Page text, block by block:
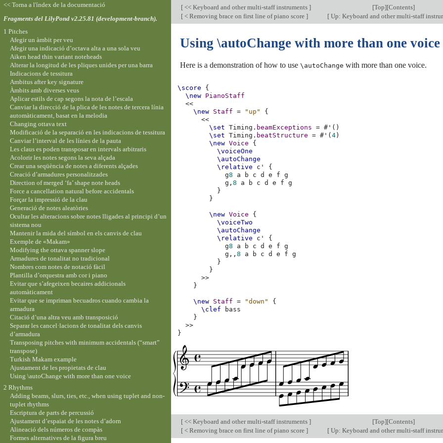
[ << Keyboard and other multi-staff instruments ] [Top][Contents]
[ < Removing brace on first line of piano score ] [Up: Keyboard and other multi-staff
Using \autoChange with more than one voice
Here is a demonstration of how to use \autoChange with more than one voice.
\score
{
\new PianoStaff
<<
\new Staff = "up"
{
<<
\set
Timing . beamExceptions = # ' ()
\set
Timing . beatStructure = # ' (4 )
\new Voice
{
\voiceOne
\autoChange
\relative
c'
{
g8 a b c d e f
g
g,8 a b c d e f
g
}
}
\new Voice
{
\voiceTwo
\autoChange
\relative
c'
{
g8 a b c d e f
g
g,,8 a b c d e f
g
}
}
>>
}
\new Staff = "down"
{
\clef
bass
}
>>
}
[ << Keyboard and other multi-staff instruments ] [Top][Contents]
[ < Removing brace on first line of piano score ] [Up: Keyboard and other multi-staff
<< Torna a l'índex de la documentació
Fragments del LilyPond v2.25.81 (development-branch).
1 Pitches
Afegir un àmbit per veu
Afegir una indicació d’octava alta a una sola veu
Aiken head thin variant noteheads
Alterar la longitud de les pliques unides per una barra
Indicacions de tessitura
Ambitus after key signature
Àmbits amb diverses veus
Aplicar estils de cap segons la nota de l’escala
Canviar la direcció de la plica de les notes de tercera línia
automàticament, basat en la melodia
Changing ottava text
Modificació de la separació en les indicacions de tessitura
Canviar l’interval de les línies de la pauta
Les claus es poden transposar en intervals arbitraris
Acolorir les notes segons la seva alçada
Crear una seqüència de notes a diferents alçades
Creació d’armadures personalitzades
Direction of merged ‘fa’ shape note heads
Force a cancellation natural before accidentals
Forçar la impressió de la clau
Generació de notes aleatòries
Ocultar les alteracions sobre notes lligades al principi d’un
sistema nou
Mantenir la mida del símbol en els canvis de clau
Exemple de «Makam»
Modifying the ottava spanner slope
Armadures de tonalitat no tradicional
Nombres com notes de notació fàcil
Plantilla d’orquestra amb cor i piano
Evitar que s’afegeixen becaires addicionals
automàticament
Evitar que se impriman becuadros cuando cambia la
armadura
Citació d’una altra veu amb transposició
Separar les cancel·lacions de tonalitat dels canvis
d’armadura
Transposing pitches with minimum accidentals (“smart”
transpose)
Turkish Makam example
Ajustament de les propietats de clau
Using \autoChange with more than one voice
2 Rhythms
Adding beams, slurs, ties, etc., when using tuplet and non-
tuplet rhythms
Escriptura de parts de percussió
Ajustament d’espaiat de les notes d’adorn
Alineació dels números de compàs
Formes alternatives de la figura breu